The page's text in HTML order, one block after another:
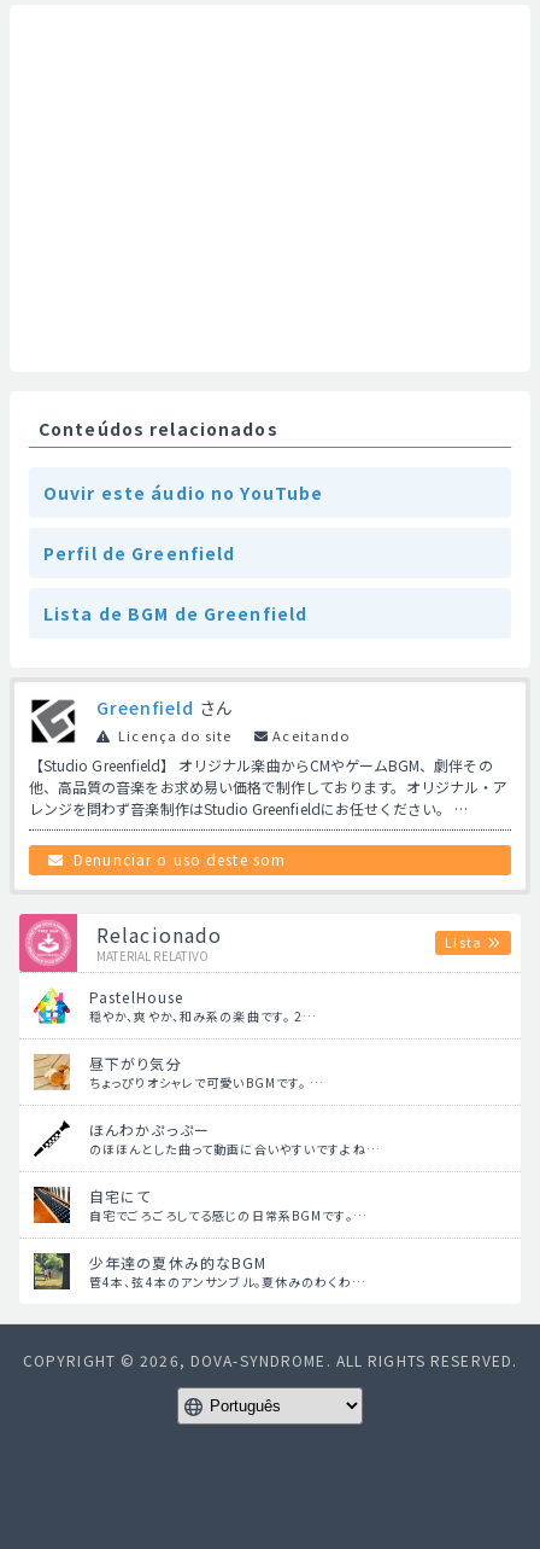
Conteúdos relacionados
Ouvir este áudio no YouTube
Perfil de Greenfield
Lista de BGM de Greenfield
Greenfield さん
Licença do site Aceitando
【Studio Greenfield】 オリジナル楽曲からCMやゲームBGM、劇伴その
他、高品質の音楽をお求め易い価格で制作しております。オリジナル・ア
レンジを問わず音楽制作はStudio Greenfieldにお任せください。 …
Denunciar o uso deste som
Relacionado
MATERIAL RELATIVO
Lista
PastelHouse
穏やか、爽やか、和み系の楽曲です。 2…
昼下がり気分
ちょっぴりオシャレで可愛いBGMです。 …
ほんわかぷっぷー
のほほんとした曲って動画に合いやすいですよね…
自宅にて
自宅でごろごろしてる感じの日常系BGMです。…
少年達の夏休み的なBGM
管4本、弦4本のアンサンブル。夏休みのわくわ…
COPYRIGHT © 2026, DOVA-SYNDROME. ALL RIGHTS RESERVED.